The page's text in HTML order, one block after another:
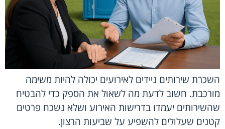
השכרת שירותים ניידים לאירועים יכולה להיות משימה
מורכבת. חשוב לדעת מה לשאול את הספק כדי להבטיח
שהשירותים יעמדו בדרישות האירוע ושלא נשכח פרטים
קטנים שעלולים להשפיע על שביעות הרצון.